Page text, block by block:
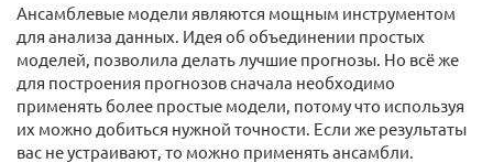
Ансамблевые модели являются мощным инструментом
для анализа данных. Идея об объединении простых
моделей, позволила делать лучшие прогнозы. Но всё же
для построения прогнозов сначала необходимо
применять более простые модели, потому что используя
их можно добиться нужной точности. Если же результаты
вас не устраивают, то можно применять ансамбли.